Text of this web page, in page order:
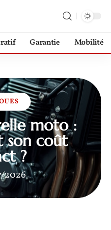
Garantie Mobilité
moto :
son coût
?
2026